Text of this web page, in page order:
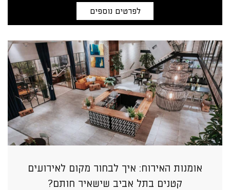
לפרטים נוספים
אומנות האירוח: איך לבחור מקום לאירועים
קטנים בתל אביב שישאיר חותם?